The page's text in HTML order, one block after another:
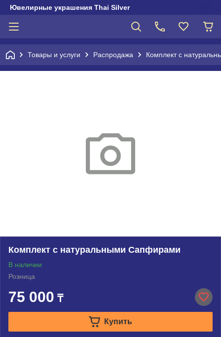
Ювелирные украшения Thai Silver
Товары и услуги Распродажа Комплект с
Комплект с натуральными Сапфирами
В наличии
Розница
75 000 ₸
Купить